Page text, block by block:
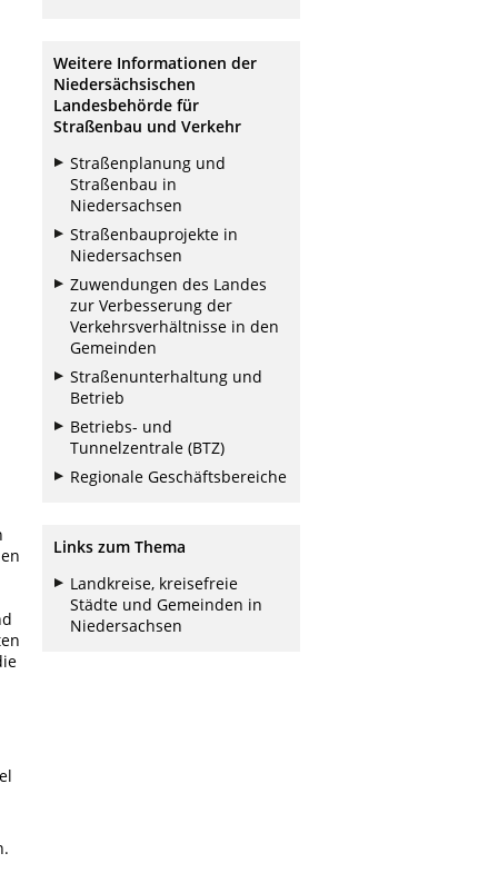
Weitere Informationen der
Niedersächsischen
Landesbehörde für
Straßenbau und Verkehr
Straßenplanung und
Straßenbau in
Niedersachsen
Straßenbauprojekte in
Niedersachsen
Zuwendungen des Landes
zur Verbesserung der
Verkehrsverhältnisse in den
Gemeinden
Straßenunterhaltung und
Betrieb
Betriebs- und
Tunnelzentrale (BTZ)
Regionale Geschäftsbereiche
Links zum Thema
Landkreise, kreisefreie
Städte und Gemeinden in
Niedersachsen